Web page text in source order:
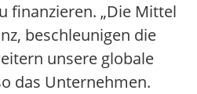
finanzieren. „Die Mittel
beschleunigen die
unsere globale
das Unternehmen.